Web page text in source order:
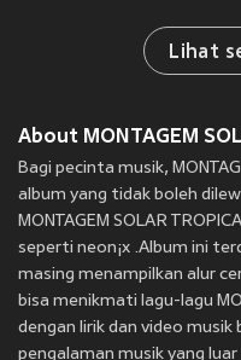
Lihat
About MONTAGEM
Bagi pecinta musik,
album yang tidak boleh
MONTAGEM SOLAR
seperti neon¡x .Album ini
masing menampilkan alur
bisa menikmati lagu-lagu
dengan lirik dan video
pengalaman musik yang luar